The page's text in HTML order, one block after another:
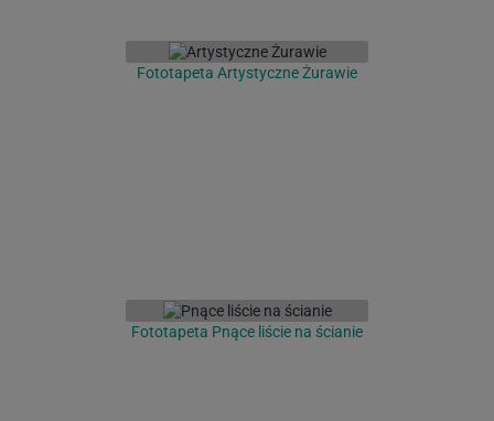
Fototapeta Artystyczne Żurawie
Fototapeta Pnące liście na ścianie